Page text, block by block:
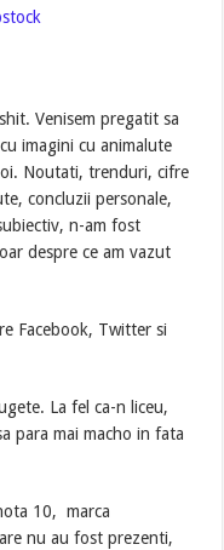
Venisem pregatit sa
imagini cu animalute
Noutati, trenduri, cifre
concluzii personale,
n-am fost
despre ce am vazut
Facebook, Twitter si
La fel ca-n liceu,
para mai macho in fata
10, marca
nu au fost prezenti,